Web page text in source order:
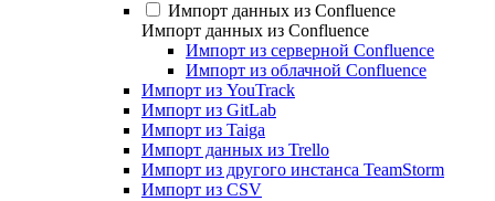
Импорт данных из Confluence
Импорт данных из Confluence
Импорт из серверной Confluence
Импорт из облачной Confluence
Импорт из YouTrack
Импорт из GitLab
Импорт из Taiga
Импорт данных из Trello
Импорт из другого инстанса TeamStorm
Импорт из CSV